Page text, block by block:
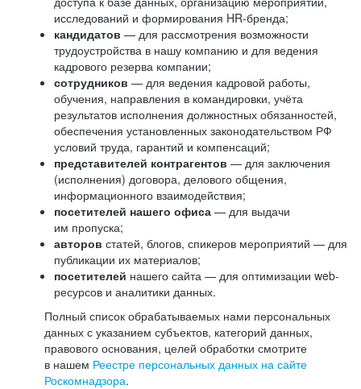
исследований и формирования HR-бренда;
кандидатов — для рассмотрения возможности
трудоустройства в нашу компанию и для ведения
кадрового резерва компании;
сотрудников — для ведения кадровой работы,
обучения, направления в командировки, учёта
результатов исполнения должностных обязанностей,
обеспечения установленных законодательством РФ
условий труда, гарантий и компенсаций;
представителей контрагентов — для заключения
(исполнения) договора, делового общения,
информационного взаимодействия;
посетителей нашего офиса — для выдачи
им пропуска;
авторов статей, блогов, спикеров мероприятий — для
публикации их материалов;
посетителей нашего сайта — для оптимизации web-
ресурсов и аналитики данных.
Полный список обрабатываемых нами персональных
данных с указанием субъектов, категорий данных,
правового основания, целей обработки смотрите
в нашем Реестре персональных данных на сайте
Роскомнадзора.